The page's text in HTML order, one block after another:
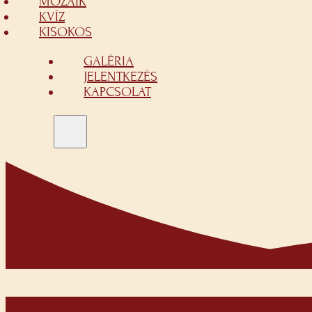
KVÍZ
KISOKOS
GALÉRIA
JELENTKEZÉS
KAPCSOLAT